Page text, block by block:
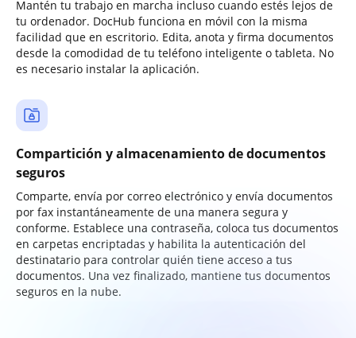
Mantén tu trabajo en marcha incluso cuando estés lejos de
tu ordenador. DocHub funciona en móvil con la misma
facilidad que en escritorio. Edita, anota y firma documentos
desde la comodidad de tu teléfono inteligente o tableta. No
es necesario instalar la aplicación.
Compartición y almacenamiento de documentos
seguros
Comparte, envía por correo electrónico y envía documentos
por fax instantáneamente de una manera segura y
conforme. Establece una contraseña, coloca tus documentos
en carpetas encriptadas y habilita la autenticación del
destinatario para controlar quién tiene acceso a tus
documentos. Una vez finalizado, mantiene tus documentos
seguros en la nube.